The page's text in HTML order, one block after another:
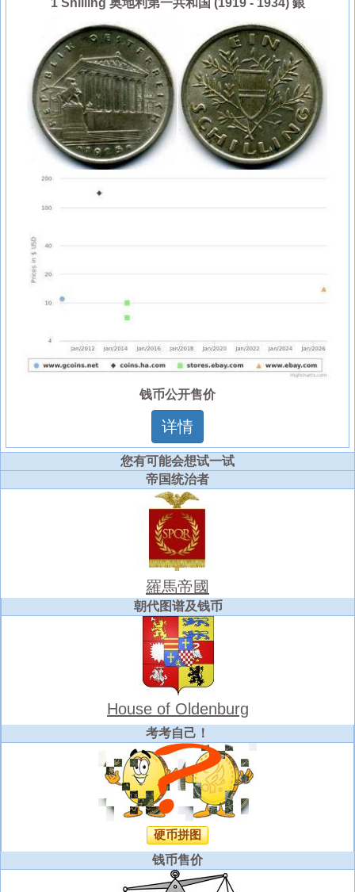
1 Shilling 奥地利第一共和国 (1919 - 1934) 銀
钱币公开售价
详情
您有可能会想试一试
帝国统治者
羅馬帝國
朝代图谱及钱币
House of Oldenburg
考考自己！
硬币拼图
钱币售价